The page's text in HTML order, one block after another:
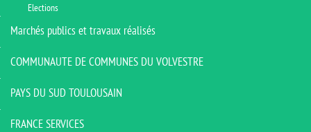
Elections
Marchés publics et travaux réalisés
COMMUNAUTE DE COMMUNES DU VOLVESTRE
PAYS DU SUD TOULOUSAIN
FRANCE SERVICES